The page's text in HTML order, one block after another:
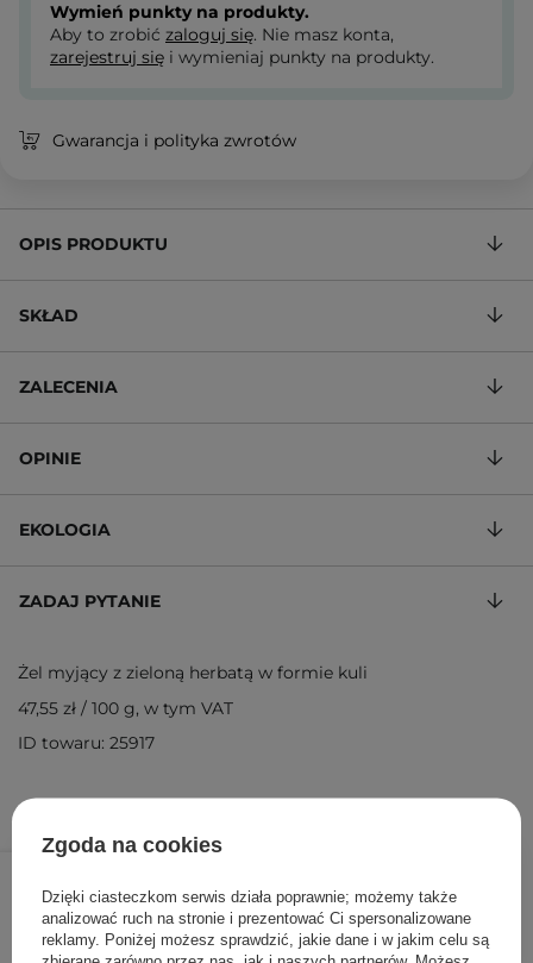
DODAJ DO KOSZYKA
Wymień punkty na produkty.
Aby to zrobić zaloguj się. Nie masz konta,
zarejestruj się i wymieniaj punkty na produkty.
Gwarancja i polityka zwrotów
OPIS PRODUKTU
SKŁAD
ZALECENIA
OPINIE
EKOLOGIA
ZADAJ PYTANIE
Żel myjący z zieloną herbatą w formie kuli
47,55 zł / 100 g, w tym VAT
ID towaru: 25917
Zgoda na cookies
Dzięki ciasteczkom serwis działa poprawnie; możemy także
analizować ruch na stronie i prezentować Ci spersonalizowane
reklamy. Poniżej możesz sprawdzić, jakie dane i w jakim celu są